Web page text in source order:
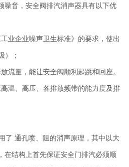
噪音，安全阀排汽消声器具有以下优
业企业噪声卫生标准》的要求，使出
）；
流量，能让安全阀顺利起跳和回座。
温、高压、各排放频带的能力度及排
通孔喷、阻的消声原理，其中以大
在结构上首先保证安全门排汽必须顺